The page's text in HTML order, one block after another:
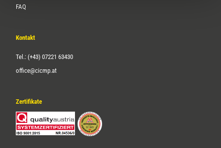
FAQ
Kontakt
Tel.: (+43) 07221 63430
office@cicmp.at
Zertifikate